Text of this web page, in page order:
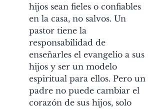
hijos sean fieles o confiables
en la casa, no salvos. Un
pastor tiene la
responsabilidad de
enseñarles el evangelio a sus
hijos y ser un modelo
espiritual para ellos. Pero un
padre no puede cambiar el
corazón de sus hijos, solo